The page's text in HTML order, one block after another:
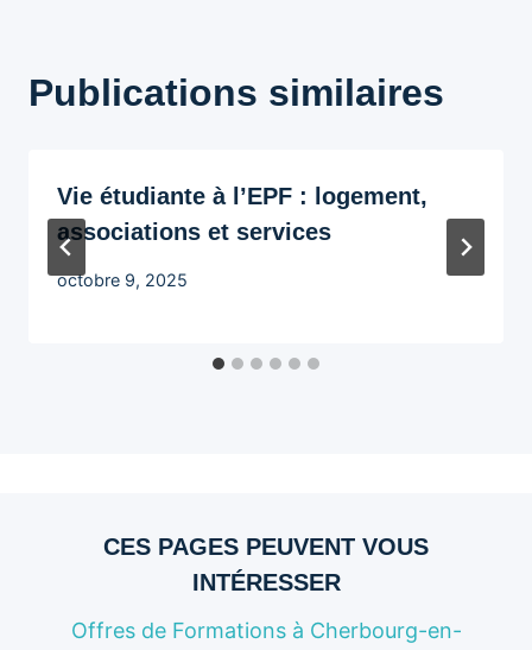
Publications similaires
Vie étudiante à l’EPF : logement,
associations et services
octobre 9, 2025
CES PAGES PEUVENT VOUS
INTÉRESSER
Offres de Formations à Cherbourg-en-